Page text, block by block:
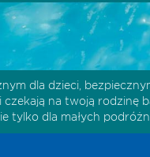
dla dzieci,
na twoją rodzinę
tylko dla małych